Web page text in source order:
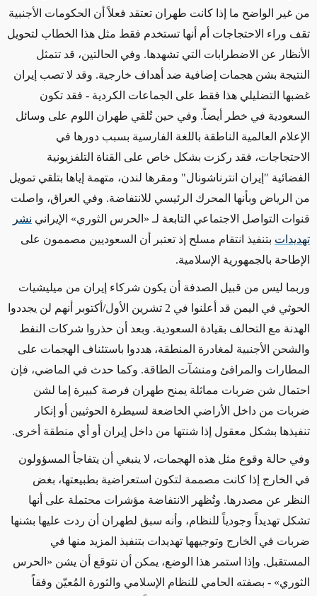
من غير الواضح ما إذا كانت طهران تعتقد فعلاً أن الحكومات الأجنبية
تقف وراء الاحتجاجات أم أنها تستخدم فقط مثل هذا الخطاب لتحويل
الأنظار عن الاضطرابات التي تشهدها. وفي الحالتين، قد تتمثل
النتيجة بشن هجمات إضافية ضد أهداف خارجية. وقد لا تصب إيران
غضبها التضليلي هذا فقط على الجماعات الكردية - فقد تكون
السعودية في خطر أيضاً. وفي حين تُلقي طهران اللوم على وسائل
الإعلام العالمية الناطقة باللغة الفارسية بسبب دورها في
الاحتجاجات، فقد ركزت بشكل خاص على القناة التلفزيونية
الفضائية "إيران انترناشونال" ومقرها لندن، متهمة إياها بتلقي تمويل
من الرياض وبأنها المحرك الرئيسي للانتفاضة. وفي العراق، واصلت
قنوات التواصل الاجتماعي التابعة لـ « الحرس الثوري» الإيراني نشر
تهديدات بتنفيذ انتقام مسلح إذ تعتبر أن السعوديين مصممون على
الإطاحة بالجمهورية الإسلامية.
وربما ليس من قبيل الصدفة أن يكون شركاء إيران من ميليشيات
الحوثي
في اليمن قد أعلنوا في 2 تشرين الأول/أكتوبر أنهم لن يجددوا
الهدنة مع التحالف بقيادة السعودية. وبعد أن حذروا شركات النفط
والشحن الأجنبية لمغادرة المنطقة، هددوا باستئناف الهجمات على
المطارات والمرافئ ومنشآت الطاقة. وكما حدث في الماضي، فإن
احتمال شن ضربات مماثلة يمنح طهران فرصة كبيرة إما لشن
ضربات من داخل الأراضي الخاضعة لسيطرة الحوثيين أو إنكار
تنفيذها بشكل معقول إذا شنتها من داخل إيران أو أي منطقة أخرى.
وفي حالة وقوع مثل هذه الهجمات، لا ينبغي أن يتفاجأ المسؤولون
في الخارج إذا كانت مصممة لتكون استعراضية بطبيعتها، بغض
النظر عن مصدرها. وتُظهر الانتفاضة مؤشرات محتملة على أنها
تشكل تهديداً وجودياً للنظام، وأنه سبق لطهران أن ردت عليها بشنها
ضربات في الخارج وتوجيهها تهديدات بتنفيذ المزيد منها في
المستقبل. وإذا استمر هذا الوضع، يمكن أن نتوقع أن يشن « الحرس
الثوري» - بصفته الحامي للنظام الإسلامي والثورة المُعيّن وفقاً